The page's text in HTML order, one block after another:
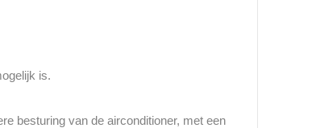
is.
besturing van de airconditioner, met een